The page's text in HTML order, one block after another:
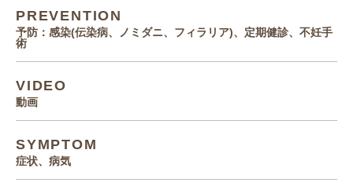
PREVENTION
予防：感染(伝染病、ノミダニ、フィラリア)、定期健診、不妊手
術
VIDEO
動画
SYMPTOM
症状、病気